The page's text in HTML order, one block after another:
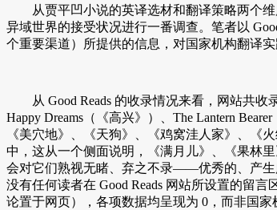
从贾平凹小说的英译选材和翻译策略两个维
异域世界的接受状况进行一番调查。笔者以
个重要渠道）所提供的信息，对国家机构翻译
从 Good Reads 的收录情况来看，网站共收
Happy Dreams（《高兴》）、The Lantern
《美穴地》、《天狗》、《鸡窝洼人家》、《
中，这从一个侧面说明，《满月儿》、《果林
会对它们熟视无睹、弃之不录——优秀的、产生
没有任何读者在 Good Reads 网站所设置的留
论置于网页），各项数据均呈现为 0，而非国